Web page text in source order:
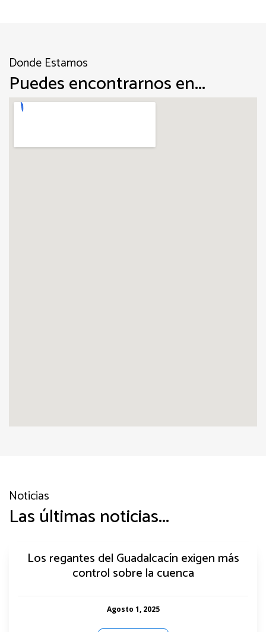
Donde Estamos
Puedes encontrarnos en...
Noticias
Las últimas noticias...
Los regantes del Guadalcacín exigen más
control sobre la cuenca
Agosto 1, 2025